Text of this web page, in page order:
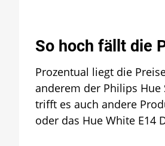
So hoch fällt die
Prozentual liegt die
anderem der Philips Hue
trifft es auch andere
oder das Hue White E14